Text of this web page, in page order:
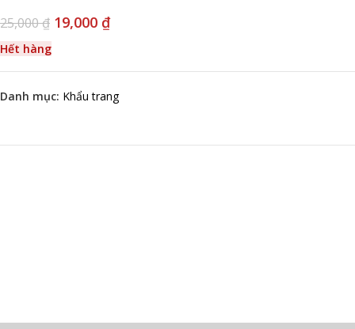
25,000₫ 19,000 ₫
Hết hàng
Danh mục: Khẩu trang